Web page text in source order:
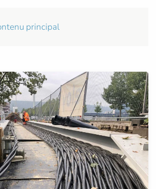
principal